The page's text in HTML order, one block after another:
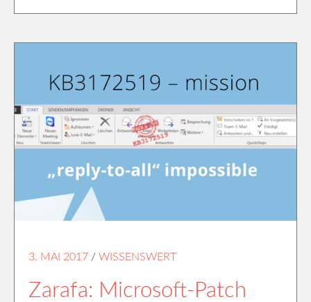
3. MAI 2017 / WISSENSWERT
Zarafa: Microsoft-Patch